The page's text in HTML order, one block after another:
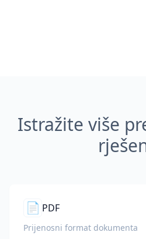
Istražite više
📄 PDF
Prijenosni format dokumenta